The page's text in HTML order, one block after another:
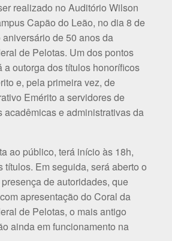
realizado no Auditório Wilson
Capão do Leão, no dia 8 de
de 50 anos da
de Pelotas. Um dos pontos
a outorga dos títulos honoríficos
e, pela primeira vez, de
Emérito a servidores de
acadêmicas e administrativas da
ao público, terá início às 18h,
títulos. Em seguida, será aberto o
de autoridades, que
apresentação do Coral da
de Pelotas, o mais antigo
ainda em funcionamento na